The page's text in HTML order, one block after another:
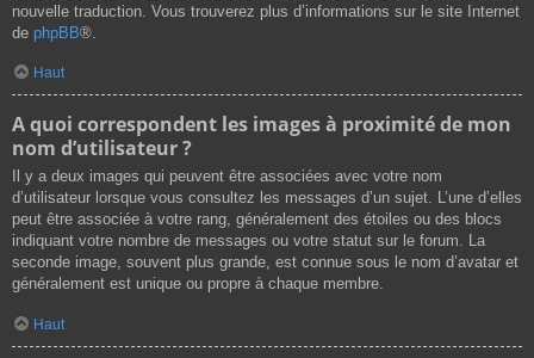
nouvelle traduction. Vous trouverez plus d’informations sur le site Internet
de phpBB®.
Haut
A quoi correspondent les images à proximité de mon
nom d’utilisateur ?
Il y a deux images qui peuvent être associées avec votre nom
d’utilisateur lorsque vous consultez les messages d’un sujet. L’une d’elles
peut être associée à votre rang, généralement des étoiles ou des blocs
indiquant votre nombre de messages ou votre statut sur le forum. La
seconde image, souvent plus grande, est connue sous le nom d’avatar et
généralement est unique ou propre à chaque membre.
Haut